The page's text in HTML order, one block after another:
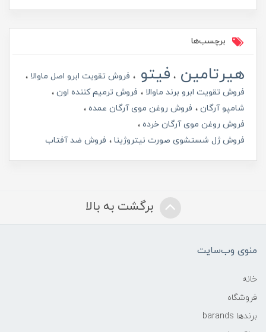
برچسب‌ها
هیرتامین فیتو
فروش تقویت ابرو اصل ماوالا
فروش تقویت ابرو برند ماوالا
فروش ترمیم کننده اون
شامپو آرگان
فروش روغن موی آرگان عمده
فروش روغن موی آرگان خرده
فروش ژل شستشوی صورت نیتروژینا
فروش ضد آفتاب
برگشت به بالا
منوی وب‌سایت
خانه
فروشگاه
برندها barands